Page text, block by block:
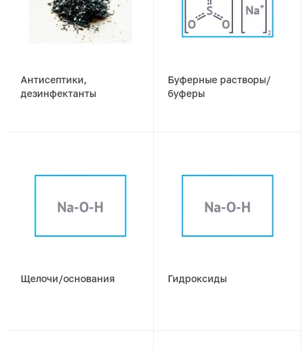
Антисептики,
дезинфектанты
Буферные растворы/
буферы
Щелочи/основания Гидроксиды